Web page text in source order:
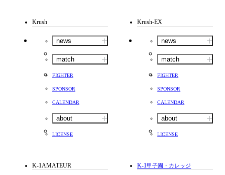
Krush
news
match
FIGHTER
SPONSOR
CALENDAR
about
LICENSE
Krush-EX
news
match
FIGHTER
SPONSOR
CALENDAR
about
LICENSE
K-1AMATEUR K-1甲子園・カレッジ